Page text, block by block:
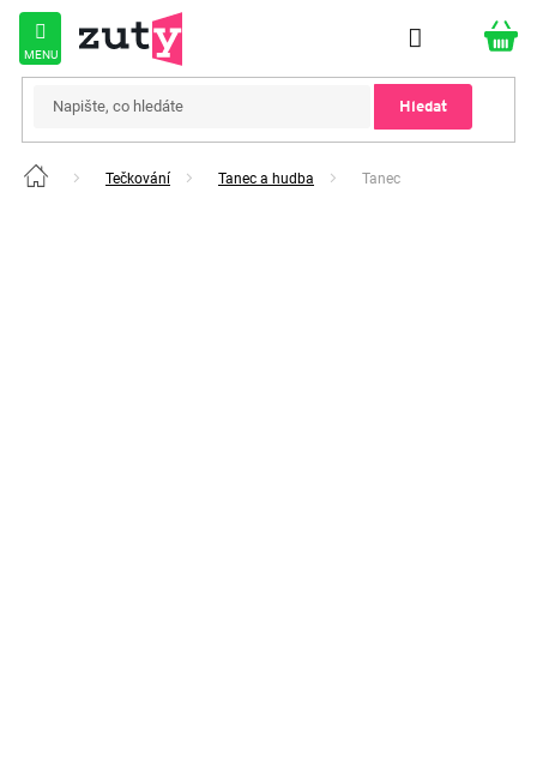
Přejít
obsah
Hledat
Domů Tečkování Tanec a hudba Tanec